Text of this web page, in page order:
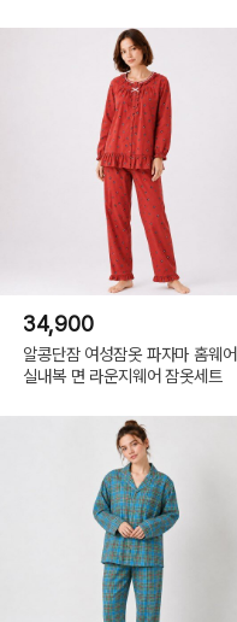
34,900
알콩단잠 여성잠옷 파자마 홈웨어
실내복 면 라운지웨어 잠옷세트